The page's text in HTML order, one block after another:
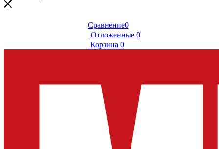
Сравнение0
Отложенные 0
Корзина 0